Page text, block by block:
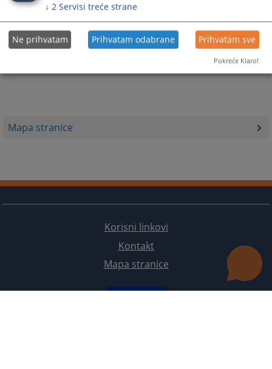
Mapa stranice
Korisni linkovi
Kontakt
Mapa stranice
↓ 2 Servisi treće strane
Ne prihvatam Prihvatam odabrane Prihvatam sve
Pokreće Klaro!